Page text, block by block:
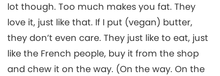
5
Segnungen: Die Meisterin trifft
sich mit den Schülern,
Zusammenstellung II, Teil 5
von 7
Zwischen Meisterin und Schülern Views
lot though. Too much makes you fat. They
love it, just like that. If I put (vegan) butter,
they don’t even care. They just like to eat, just
like the French people, buy it from the shop
and chew it on the way. (On the way. On the